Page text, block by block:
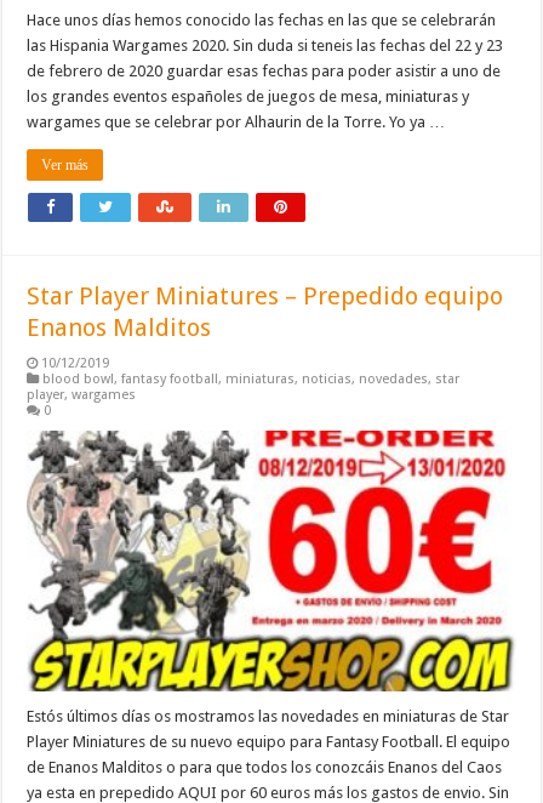
Hace unos días hemos conocido las fechas en las que se celebrarán
las Hispania Wargames 2020. Sin duda si teneis las fechas del 22 y 23
de febrero de 2020 guardar esas fechas para poder asistir a uno de
los grandes eventos españoles de juegos de mesa, miniaturas y
wargames que se celebrar por Alhaurin de la Torre. Yo ya …
Ver más
Star Player Miniatures – Prepedido equipo
Enanos Malditos
10/12/2019
blood bowl,fantasy football, miniaturas, noticias, novedades, star
player,wargames
0
Estós últimos días os mostramos las novedades en miniaturas de Star
Player Miniatures de su nuevo equipo para Fantasy Football. El equipo
de Enanos Malditos o para que todos los conozcáis Enanos del Caos
ya esta en prepedido AQUI por 60 euros más los gastos de envio. Sin